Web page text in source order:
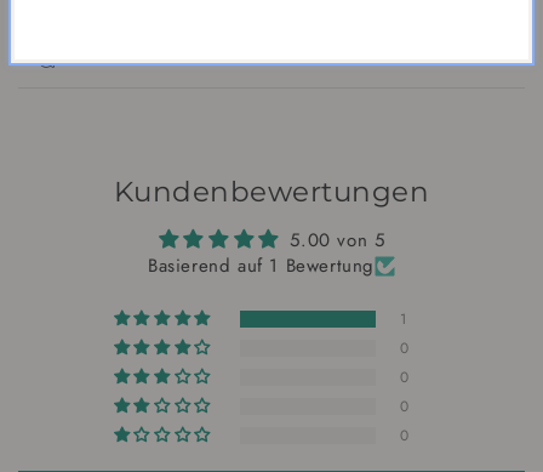
LEINWAND
Kundenbewertungen
5.00 von 5
Basierend auf 1 Bewertung
1
0
0
0
0